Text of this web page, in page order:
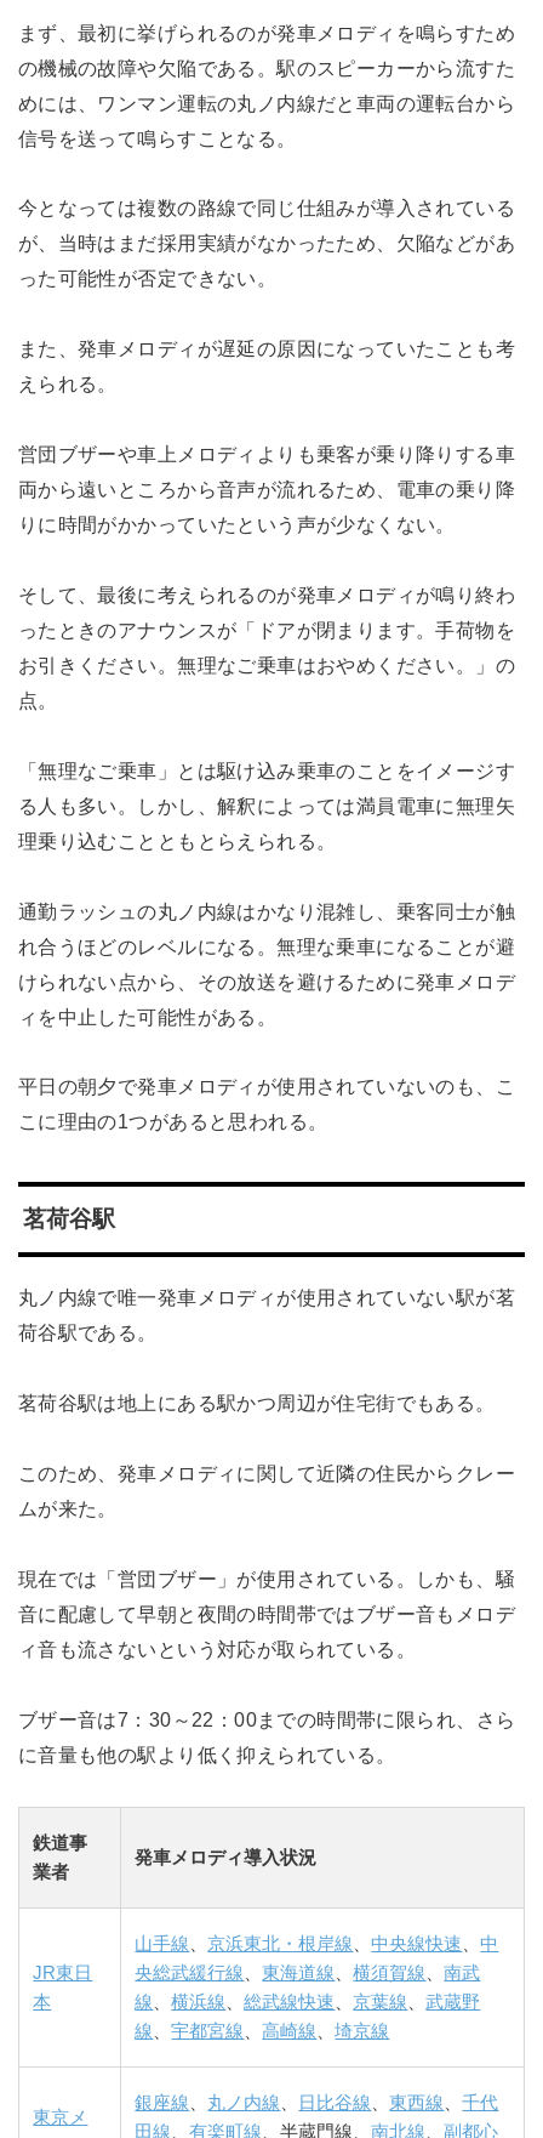
まず、最初に挙げられるのが発車メロディを鳴らすため
の機械の故障や欠陥である。駅のスピーカーから流すた
めには、ワンマン運転の丸ノ内線だと車両の運転台から
信号を送って鳴らすことなる。
今となっては複数の路線で同じ仕組みが導入されている
が、当時はまだ採用実績がなかったため、欠陥などがあ
った可能性が否定できない。
また、発車メロディが遅延の原因になっていたことも考
えられる。
営団ブザーや車上メロディよりも乗客が乗り降りする車
両から遠いところから音声が流れるため、電車の乗り降
りに時間がかかっていたという声が少なくない。
そして、最後に考えられるのが発車メロディが鳴り終わ
ったときのアナウンスが「ドアが閉まります。手荷物を
お引きください。無理なご乗車はおやめください。」の
点。
「無理なご乗車」とは駆け込み乗車のことをイメージす
る人も多い。しかし、解釈によっては満員電車に無理矢
理乗り込むことともとらえられる。
通勤ラッシュの丸ノ内線はかなり混雑し、乗客同士が触
れ合うほどのレベルになる。無理な乗車になることが避
けられない点から、その放送を避けるために発車メロデ
ィを中止した可能性がある。
平日の朝夕で発車メロディが使用されていないのも、こ
こに理由の1つがあると思われる。
茗荷谷駅
丸ノ内線で唯一発車メロディが使用されていない駅が茗
荷谷駅である。
茗荷谷駅は地上にある駅かつ周辺が住宅街でもある。
このため、発車メロディに関して近隣の住民からクレー
ムが来た。
現在では「営団ブザー」が使用されている。しかも、騒
音に配慮して早朝と夜間の時間帯ではブザー音もメロデ
ィ音も流さないという対応が取られている。
ブザー音は7：30～22：00までの時間帯に限られ、さら
に音量も他の駅より低く抑えられている。
鉄道事
業者
発車メロディ導入状況
JR東日
本
山手線、京浜東北・根岸線、中央線快速、中
央総武緩行線、東海道線、横須賀線、南武
線、横浜線、総武線快速、京葉線、武蔵野
線、宇都宮線、高崎線、埼京線
東京メ
銀座線、 丸ノ内線、 日比谷線、東西線、千代
田線、有楽町線、半蔵門線、南北線、副都心